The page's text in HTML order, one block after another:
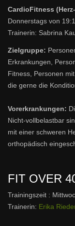
CardioFitness
Donnerstags von
Trainerin: Sabrina
Zielgruppe:
Erkrankungen,
Fitness, Personen
die gerne die
Vorerkrankungen:
Nicht-vollbelastbar
mit einer schweren
orthopädisch
FIT OVER
Trainingszeit :
Trainerin: Erika